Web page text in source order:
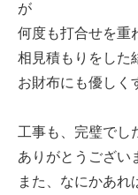
が
何度も打合せを重
相見積もりをした
お財布にも優しく
工事も、完璧でし
ありがとうござい
また、なにかあれ